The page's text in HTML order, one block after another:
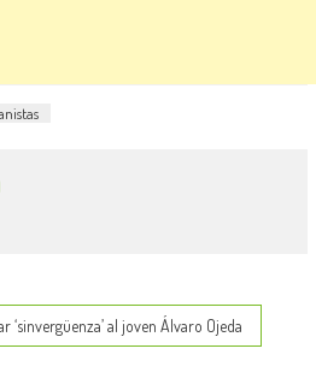
‘sinvergüenza’ al joven Álvaro Ojeda